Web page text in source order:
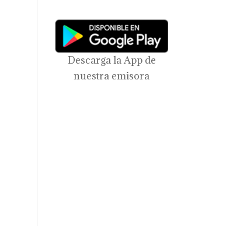
Descarga la App de
nuestra emisora